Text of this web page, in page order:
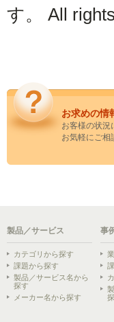
す。 All
お求めの情
お客様の状況
お気軽にご相
製品／サービス
カテゴリから探す
課題から探す
製品／サービス名から
探す
メーカー名から探す
事